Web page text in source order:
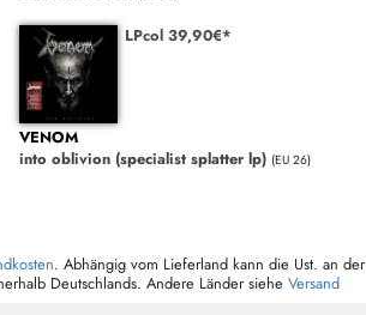
LPcol 39,90€*
VENOM
into oblivion (specialist splatter lp) (EU 26)
. Abhängig vom Lieferland kann die Ust. an
Deutschlands. Andere Länder siehe Versand